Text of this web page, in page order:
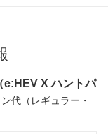
e:HEV X ハントパ
代（レギュラー・